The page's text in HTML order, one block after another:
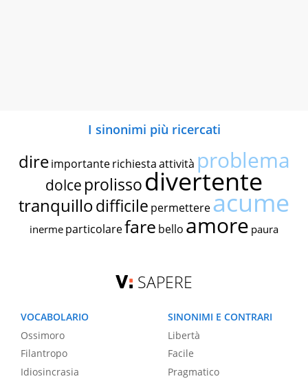
I sinonimi più ricercati
dire importante richiestaattività problema
dolce prolissodivertente
tranquillodifficile permettereacume
inerme particolarefare bello amore paura
SAPERE
VOCABOLARIO
Ossimoro
Filantropo
Idiosincrasia
SINONIMI E CONTRARI
Libertà
Facile
Pragmatico